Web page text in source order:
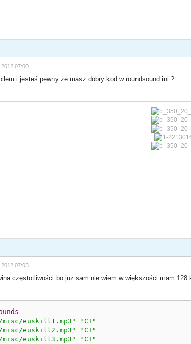
07:00
i jesteś pewny że masz dobry kod w roundsound.ini ?
07:03
częstotliwości bo już sam nie wiem w większości mam 128
misc/euskill1.mp3"
"CT"
misc/euskill2.mp3"
"CT"
misc/euskill3.mp3"
"CT"